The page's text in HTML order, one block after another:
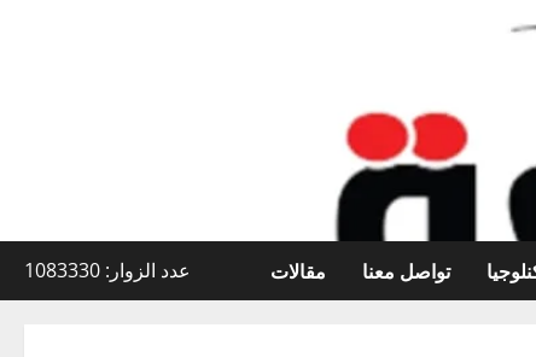
تواصل معنا مقالات عدد الزوار: 1083330